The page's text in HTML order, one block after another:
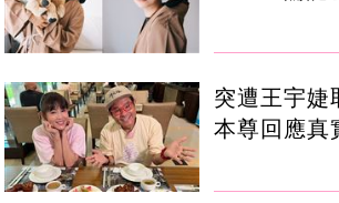
突遭王宇
本尊回應真